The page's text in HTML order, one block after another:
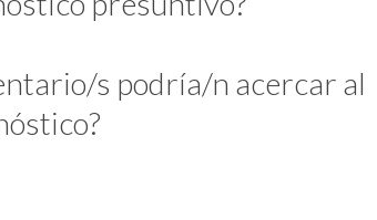
s podría/n acercar al